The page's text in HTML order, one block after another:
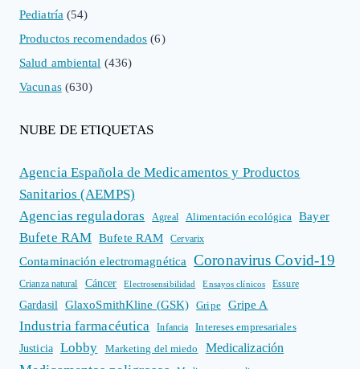
Pediatría (54)
Productos recomendados (6)
Salud ambiental (436)
Vacunas(630)
NUBE DE ETIQUETAS
Agencia Española de Medicamentos y Productos
Sanitarios (AEMPS)
Agencias reguladoras
Agreal Alimentación ecológica Bayer
Bufete RAM Bufete RAM Cervarix
Contaminación electromagnética Coronavirus Covid-19
Crianza natural Cáncer Electrosensibilidad Ensayos clínicos Essure
Gardasil GlaxoSmithKline (GSK) Gripe Gripe A
Industria farmacéutica Infancia
Intereses empresariales
Justicia
Lobby Marketing del miedo Medicalización